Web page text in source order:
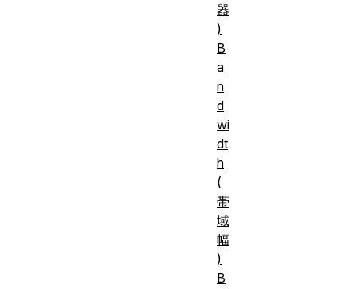
器
)
B
a
n
d
wi
dt
h
(
帯
域
幅
)
B